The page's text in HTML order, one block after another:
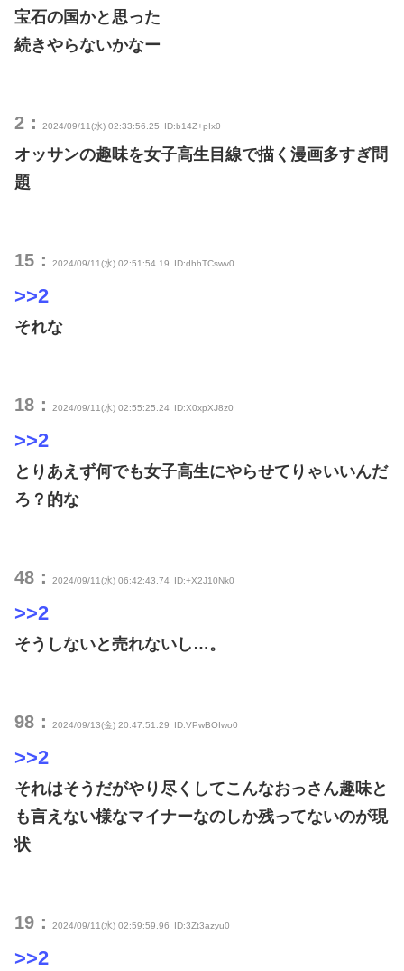
宝石の国かと思った
続きやらないかなー
2： 2024/09/11(水) 02:33:56.25 ID:b14Z+pIx0
オッサンの趣味を女子高生目線で描く漫画多すぎ問
題
15： 2024/09/11(水) 02:51:54.19 ID:dhhTCswv0
>>2
それな
18： 2024/09/11(水) 02:55:25.24 ID:X0xpXJ8z0
>>2
とりあえず何でも女子高生にやらせてりゃいいんだ
ろ？的な
48： 2024/09/11(水) 06:42:43.74 ID:+X2J10Nk0
>>2
そうしないと売れないし…。
98： 2024/09/13(金) 20:47:51.29 ID:VPwBOIwo0
>>2
それはそうだがやり尽くしてこんなおっさん趣味と
も言えない様なマイナーなのしか残ってないのが現
状
19： 2024/09/11(水) 02:59:59.96 ID:3Zt3azyu0
>>2